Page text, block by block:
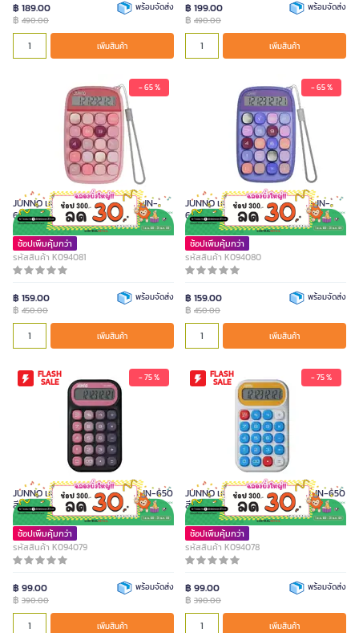
฿ 189.00
฿ 490.00
พร้อมจัดส่ง
เพิ่มสินค้า
ม่วงพาสเทล
ชิ้น
฿ 199.00
฿ 490.00
พร้อมจัดส่ง
เพิ่มสินค้า
- 65 %
JUNNO เครื่องคิดเลข 10 หลัก รุ่น JN-
660 สี Gold Pink
ช้อปเพิ่มคุ้มกว่า
รหัสสินค้า K094081
฿ 159.00
฿ 450.00
พร้อมจัดส่ง
เพิ่มสินค้า
- 65 %
JUNNO เครื่องคิดเลข 10 หลัก รุ่น JN-
660 สี Gold Purple
ช้อปเพิ่มคุ้มกว่า
รหัสสินค้า K094080
฿ 159.00
฿ 450.00
พร้อมจัดส่ง
เพิ่มสินค้า
FLASH
SALE - 75 %
JUNNO เครื่องคิดเลข 12 หลัก รุ่น JN-650
สี Black & Pink
ช้อปเพิ่มคุ้มกว่า
รหัสสินค้า K094079
฿ 99.00
฿ 390.00
พร้อมจัดส่ง
เพิ่มสินค้า
FLASH
SALE - 75 %
JUNNO เครื่องคิดเลข 12 หลัก รุ่น JN-650
สี Robot
ช้อปเพิ่มคุ้มกว่า
รหัสสินค้า K094078
฿ 99.00
฿ 390.00
พร้อมจัดส่ง
เพิ่มสินค้า